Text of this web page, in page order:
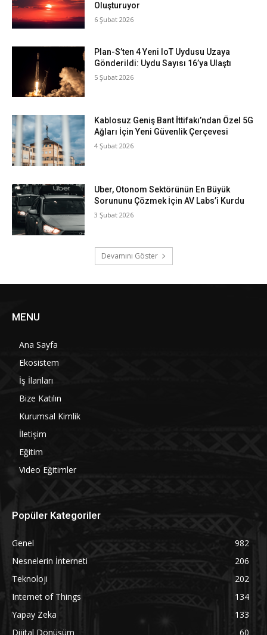
Oluşturuyor
6 Şubat 2026
Plan-S’ten 4 Yeni IoT Uydusu Uzaya
Gönderildi: Uydu Sayısı 16’ya Ulaştı
5 Şubat 2026
Kablosuz Geniş Bant İttifakı’ndan Özel 5G
Ağları İçin Yeni Güvenlik Çerçevesi
4 Şubat 2026
Uber, Otonom Sektörünün En Büyük
Sorununu Çözmek İçin AV Labs’i Kurdu
3 Şubat 2026
Devamını Göster
MENU
Ana Sayfa
Ekosistem
İş İlanları
Bize Katılın
Kurumsal Kimlik
İletişim
Eğitim
Video Eğitimler
Popüler Kategoriler
Genel
982
Nesnelerin İnterneti
206
Teknoloji
202
Internet of Things
134
Yapay Zeka
133
Dijital Dönüşüm
60